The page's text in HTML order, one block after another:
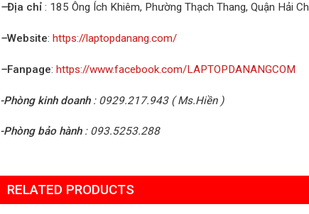
–Địa chỉ : 185 Ông Ích Khiêm, Phường Thạch Thang, Quận Hải
–Website: https://laptopdanang.com/
–Fanpage: https://www.facebook.com/LAPTOPDANANGCOM
-Phòng kinh doanh: 0929.217.943 ( Ms.Hiền )
-Phòng bảo hành: 093.5253.288
RELATED PRODUCTS